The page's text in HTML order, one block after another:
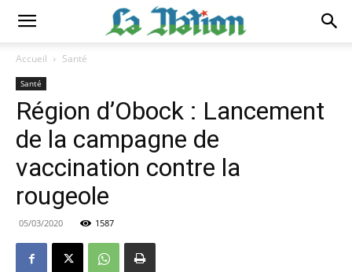
Accueil Santé
Santé
Région d’Obock : Lancement
de la campagne de
vaccination contre la
rougeole
05/03/2020 1587